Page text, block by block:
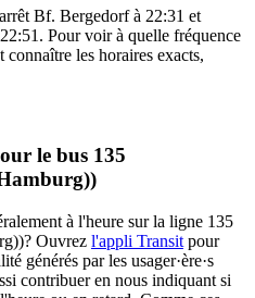
Bf. Bergedorf à 22:31 et
Pour voir à quelle fréquence
les horaires exacts,
le bus 135
à l'heure sur la ligne 135
Ouvrez l'appli Transit pour
générés par les usager·ère·s
contribuer en nous indiquant si